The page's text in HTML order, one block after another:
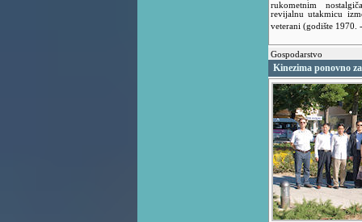
rukometnim
revijalnu utakmicu
veterani (godište 1970.
Gospodarstvo
Kinezima ponovno